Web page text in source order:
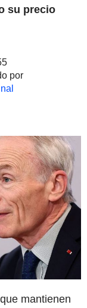
su precio
por
mantienen